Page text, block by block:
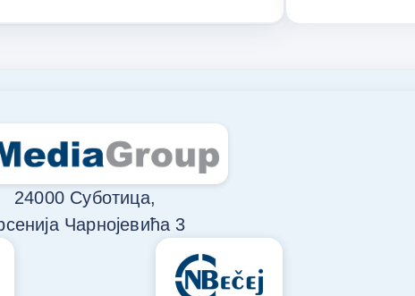
24000 Суботица,
Чарнојевића 3